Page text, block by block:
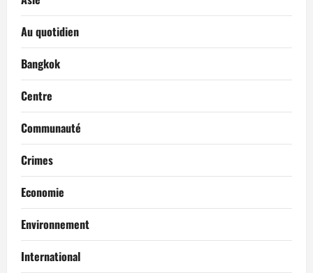
Au quotidien
Bangkok
Centre
Communauté
Crimes
Economie
Environnement
International